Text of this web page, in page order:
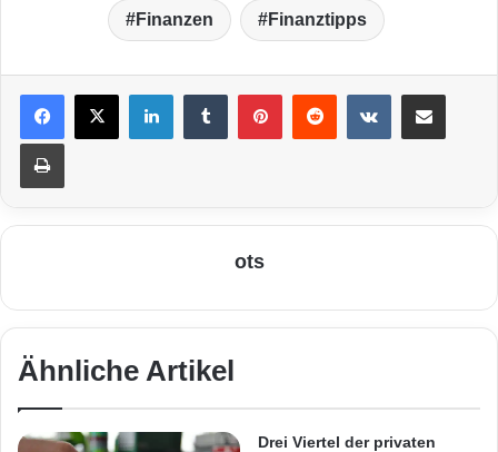
Finanzen Finanztipps
LinkedIn VKontakte
Drucken
ots
Ähnliche Artikel
Drei Viertel der privaten